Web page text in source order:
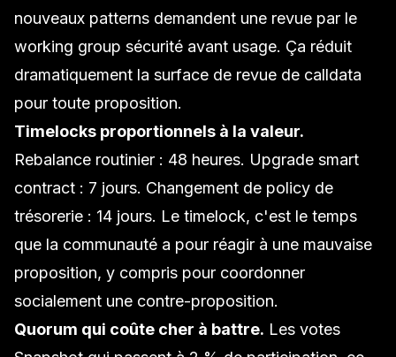
nouveaux patterns demandent une revue par le
working group sécurité avant usage. Ça réduit
dramatiquement la surface de revue de calldata
pour toute proposition.
Timelocks proportionnels à la valeur.
Rebalance routinier : 48 heures. Upgrade smart
contract : 7 jours. Changement de policy de
trésorerie : 14 jours. Le timelock, c'est le temps
que la communauté a pour réagir à une mauvaise
proposition, y compris pour coordonner
socialement une contre-proposition.
Quorum qui coûte cher à battre. Les votes